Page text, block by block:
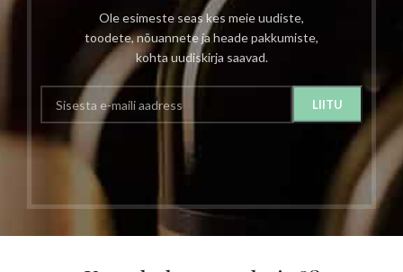
Ole esimeste seas kes meie uudiste,
toodete, nõuannete ja heade pakkumiste,
kohta uudiskirja saavad.